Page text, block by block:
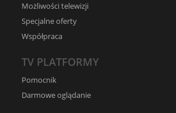
Możliwości telewizji
Specjalne oferty
Współpraca
TV PLATFORMY
Pomocnik
Darmowe oglądanie